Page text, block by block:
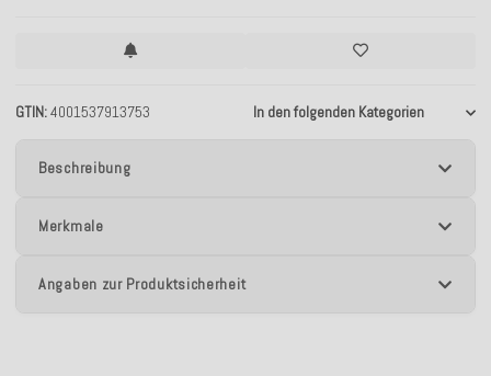
GTIN 4001537913753 In den folgenden Kategorien
Beschreibung
Merkmale
Angaben zur Produktsicherheit